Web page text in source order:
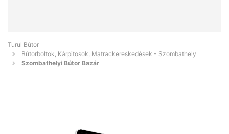
Turul Bútor
Bútorboltok, Kárpitosok, Matrackereskedések - Szombathely
Szombathelyi Bútor Bazár